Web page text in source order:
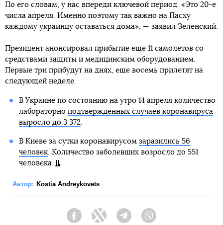
По его словам, у нас впереди ключевой период. «Это 20-е
числа апреля. Именно поэтому так важно на Пасху
каждому украинцу оставаться дома», — заявил Зеленский.
Президент анонсировал прибытие еще 11 самолетов со
средствами защиты и медицинским оборудованием.
Первые три прибудут на днях, еще восемь прилетят на
следующей неделе.
В Украине по состоянию на утро 14 апреля количество
лабораторно подтвержденных случаев коронавируса
выросло до 3 372.
В Киеве за сутки коронавирусом заразились 56
человек. Количество заболевших возросло до 551
человека.
Автор: Kostia Andreykovets
FacebookTwitter Telegram